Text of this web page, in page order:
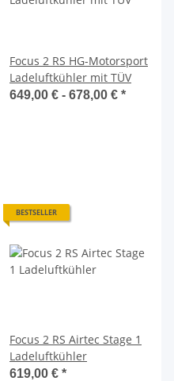
Focus 2 RS HG-Motorsport
Ladeluftkühler mit TÜV
649,00 € - 678,00 € *
BESTSELLER
Focus 2 RS Airtec Stage 1
Ladeluftkühler
619,00 € *